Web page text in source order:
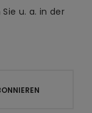
u. a. in der